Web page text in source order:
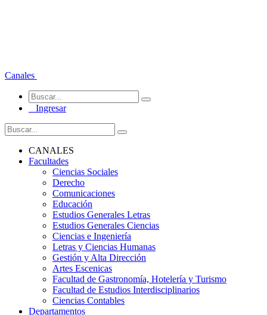
Canales
Ingresar
CANALES
Facultades
Ciencias Sociales
Derecho
Comunicaciones
Educación
Estudios Generales Letras
Estudios Generales Ciencias
Ciencias e Ingeniería
Letras y Ciencias Humanas
Gestión y Alta Dirección
Artes Escenicas
Facultad de Gastronomía, Hotelería y Turismo
Facultad de Estudios Interdisciplinarios
Ciencias Contables
Departamentos